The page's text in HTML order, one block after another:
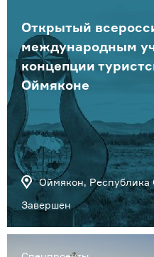
Открытый
международным
концепции
Оймяконе
Оймякон, Республика
Завершен